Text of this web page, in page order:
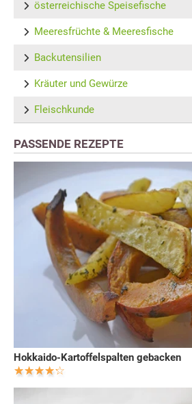
österreichische Speisefische
Meeresfrüchte & Meeresfische
Backutensilien
Kräuter und Gewürze
Fleischkunde
PASSENDE REZEPTE
Hokkaido-Kartoffelspalten gebacken